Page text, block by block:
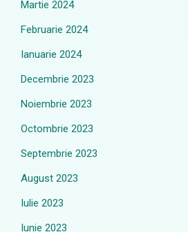
Martie 2024
Februarie 2024
Ianuarie 2024
Decembrie 2023
Noiembrie 2023
Octombrie 2023
Septembrie 2023
August 2023
Iulie 2023
Iunie 2023